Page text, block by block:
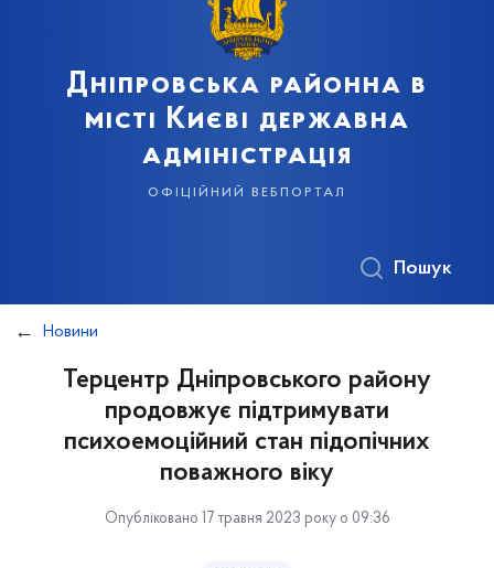
Дніпровська районна в
місті Києві державна
адміністрація
офіційний вебпортал
Пошук
Новини
Терцентр Дніпровського району
продовжує підтримувати
психоемоційний стан підопічних
поважного віку
Опубліковано 17 травня 2023 року о 09:36